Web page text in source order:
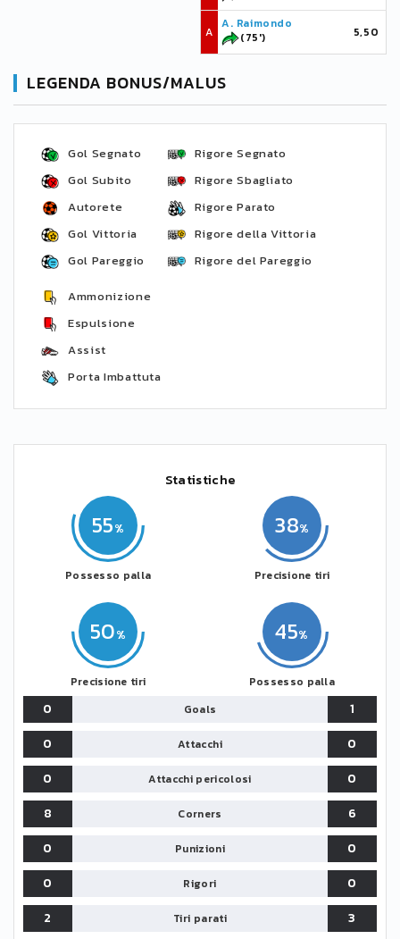
A
A. Raimondo
(75')
5,50
LEGENDA BONUS/MALUS
Gol Segnato
Gol Subito
Autorete
Gol Vittoria
Gol Pareggio
Rigore Segnato
Rigore Sbagliato
Rigore Parato
Rigore della Vittoria
Rigore del Pareggio
Ammonizione
Espulsione
Assist
Porta Imbattuta
Statistiche
55
Possesso palla
50
Precisione tiri
45
Possesso palla
38
Precisione tiri
0 Goals
1
0
Attacchi
0
0
Attacchi pericolosi
0
8
Corners
6
0
Punizioni
0
0
Rigori
0
2
Tiri parati 3